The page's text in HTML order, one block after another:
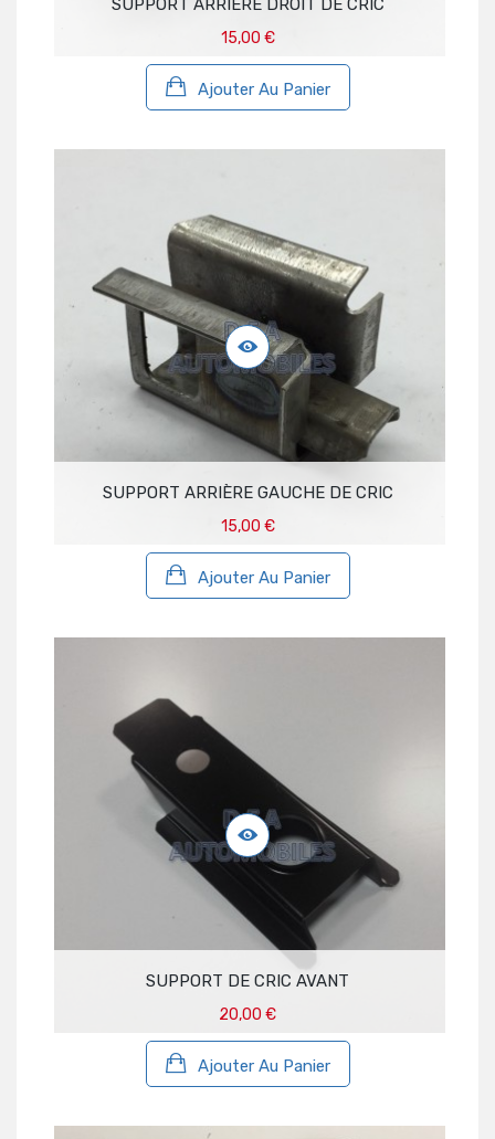
SUPPORT ARRIÈRE DROIT DE CRIC
15,00 €
Ajouter Au Panier
SUPPORT ARRIÈRE GAUCHE DE CRIC
15,00 €
Ajouter Au Panier
SUPPORT DE CRIC AVANT
20,00 €
Ajouter Au Panier